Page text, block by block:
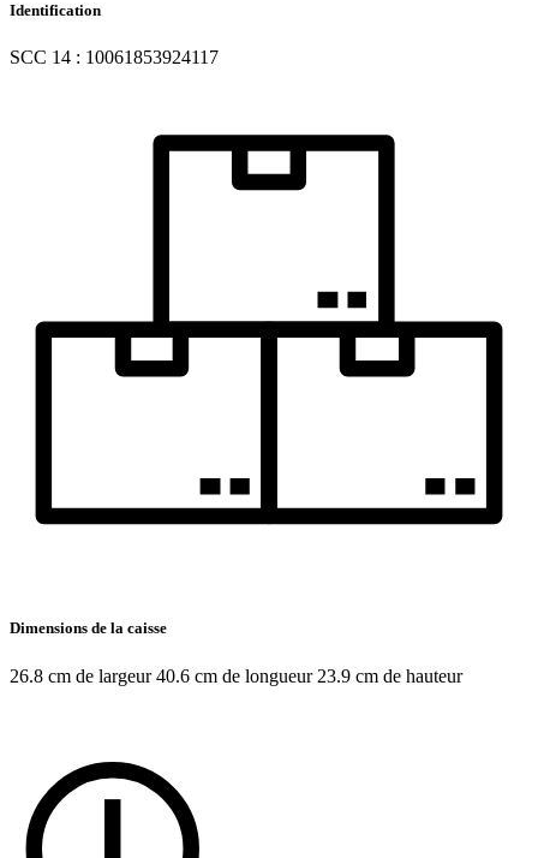
Identification
SCC 14 : 10061853924117
Dimensions de la caisse
26.8 cm de largeur 40.6 cm de longueur 23.9 cm de hauteur